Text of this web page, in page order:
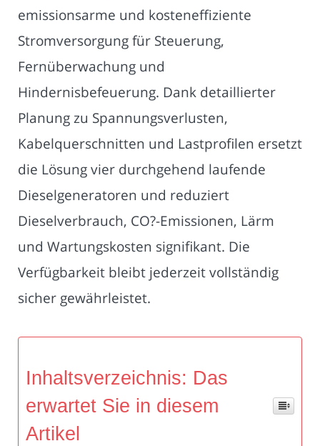
emissionsarme und kosteneffiziente
Stromversorgung für Steuerung,
Fernüberwachung und
Hindernisbefeuerung. Dank detaillierter
Planung zu Spannungsverlusten,
Kabelquerschnitten und Lastprofilen ersetzt
die Lösung vier durchgehend laufende
Dieselgeneratoren und reduziert
Dieselverbrauch, CO?-Emissionen, Lärm
und Wartungskosten signifikant. Die
Verfügbarkeit bleibt jederzeit vollständig
sicher gewährleistet.
Inhaltsverzeichnis: Das
erwartet Sie in diesem
Artikel